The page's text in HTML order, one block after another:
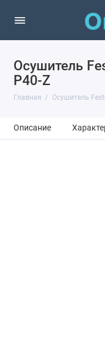
Осушитель
P40-Z
Главная Осушитель
Описание